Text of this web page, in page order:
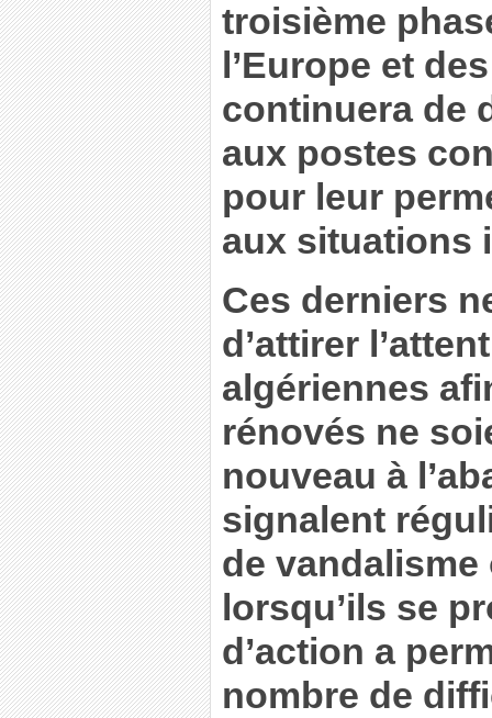
troisième
l’Europe et
continuera de
aux postes
pour leur
aux situations
Ces derniers
d’attirer
algériennes
rénovés ne
nouveau à
signalent
de
lorsqu’ils se
d’action a
nombre de